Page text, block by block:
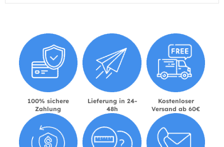
100% sichere
Zahlung
Lieferung in 24-
48h
Kostenloser
Versand ab 60€